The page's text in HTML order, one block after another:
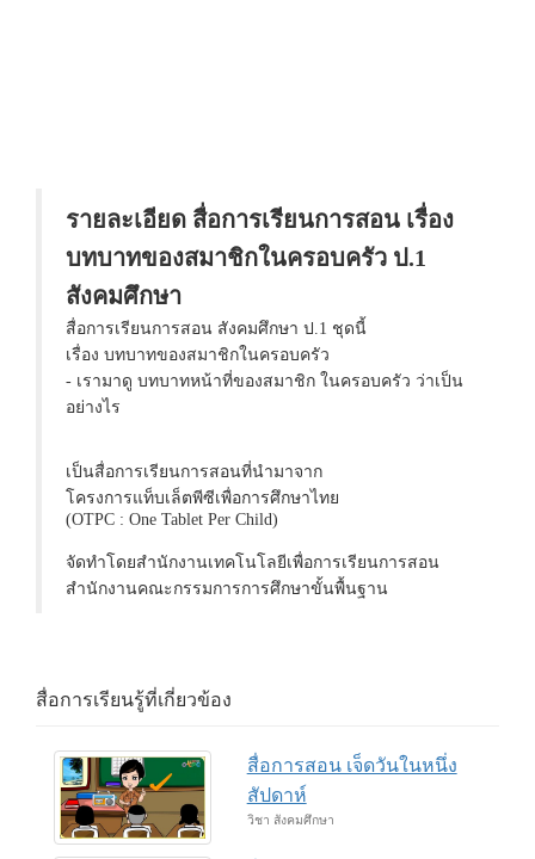
รายละเอียด สื่อการเรียนการสอน เรื่อง
บทบาทของสมาชิกในครอบครัว ป.1
สังคมศึกษา
สื่อการเรียนการสอน สังคมศึกษา ป.1 ชุดนี้
เรื่อง บทบาทของสมาชิกในครอบครัว
- เรามาดู บทบาทหน้าที่ของสมาชิก ในครอบครัว ว่าเป็น
อย่างไร
เป็นสื่อการเรียนการสอนที่นำมาจาก
โครงการแท็บเล็ตพีซีเพื่อการศึกษาไทย
(OTPC : One Tablet Per Child)
จัดทำโดยสำนักงานเทคโนโลยีเพื่อการเรียนการสอน
สำนักงานคณะกรรมการการศึกษาขั้นพื้นฐาน
สื่อการเรียนรู้ที่เกี่ยวข้อง
สื่อการสอน เจ็ดวันในหนึ่ง
สัปดาห์
วิชา สังคมศึกษา